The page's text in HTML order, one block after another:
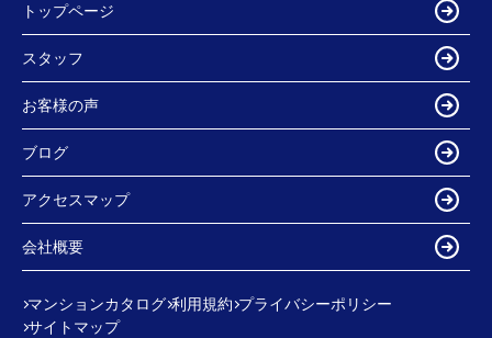
トップページ
スタッフ
お客様の声
ブログ
アクセスマップ
会社概要
マンションカタログ 利用規約 プライバシーポリシー
サイトマップ